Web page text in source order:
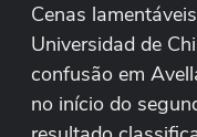
Cenas
Universidad de
confusão em
no início do